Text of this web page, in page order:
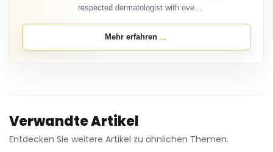
respected dermatologist with ove...
Mehr erfahren →
Verwandte Artikel
Entdecken Sie weitere Artikel zu ähnlichen Themen.